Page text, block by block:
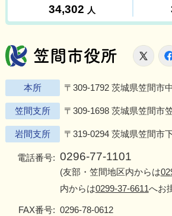
笠間市
X
本所 〒309-1792 茨城県笠間市
笠間支所 〒309-1698 茨城県笠間市
岩間支所 〒319-0294 茨城県笠間市
電話番号: 0296-77-1101
(友部・笠間地区内からは
内からは0299-37-6611へお
FAX番号: 0296-78-0612